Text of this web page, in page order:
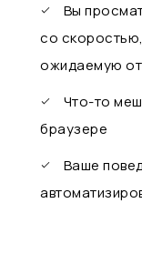
Вы
со
ожидаемую от
Что-то
браузере
Ваше